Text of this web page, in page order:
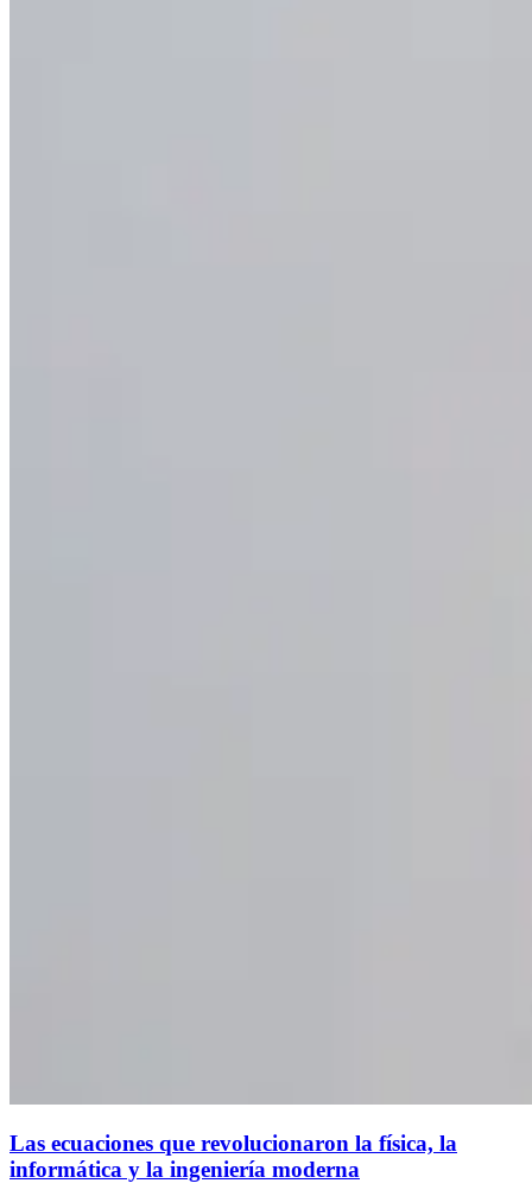
Las ecuaciones que revolucionaron la física, la
informática y la ingeniería moderna